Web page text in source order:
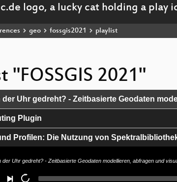
geo fossgis2021 playlist
"FOSSGIS 2021"
der Uhr gedreht? - Zeitbasierte Geodaten
Plugin
Profilen: Die Nutzung von
und Usability
der Uhr gedreht? - Zeitbasierte Geodaten modellieren, abfragen und